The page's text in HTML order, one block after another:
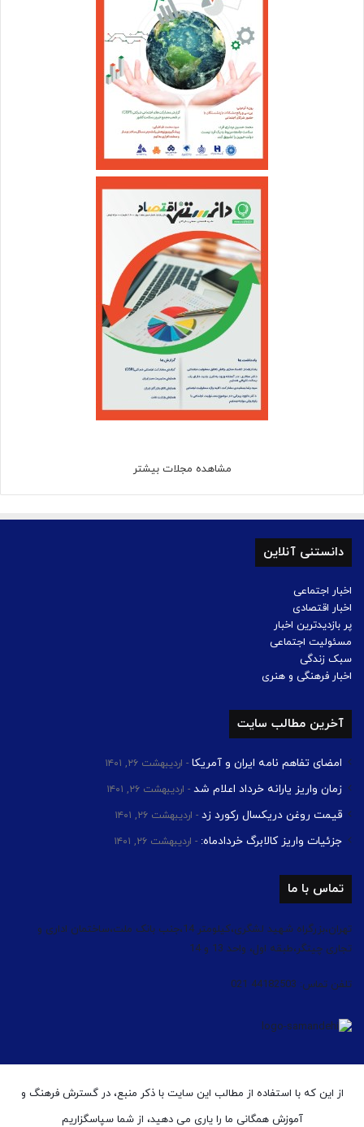
مشاهده مجلات بیشتر
دانستنی آنلاین
اخبار اجتماعی
اخبار اقتصادی
پر بازدیدترین اخبار
مسئولیت اجتماعی
سبک زندگی
اخبار فرهنگی و هنری
آخرین مطالب سایت
امضای تفاهم نامه ایران و آمریکا اردیبهشت ۲۶, ۱۴۰۱
زمان واریز یارانه خرداد اعلام شد اردیبهشت ۲۶, ۱۴۰۱
قیمت روغن دریکسال رکورد زد اردیبهشت ۲۶, ۱۴۰۱
جزئیات واریز کالابرگ خردادماه: اردیبهشت ۲۶, ۱۴۰۱
تماس با ما
تهران،بزرگراه شهید لشگری،کیلومتر 14،جنب بانک ملت،ساختمان اداری و
تجاری چیتگر،طبقه اول، واحد 13 و 14
تلفن تماس: 44182503 021
از این که با استفاده از مطالب این سایت با ذکر منبع، در گسترش فرهنگ و
آموزش همگانی ما را یاری می دهید، از شما سپاسگزاریم